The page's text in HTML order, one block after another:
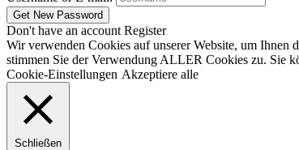
Don't have an account Register
Wir verwenden Cookies auf unserer Website, um Ihnen
stimmen Sie der Verwendung ALLER Cookies zu. Sie
Cookie-Einstellungen Akzeptiere alle
Schließen